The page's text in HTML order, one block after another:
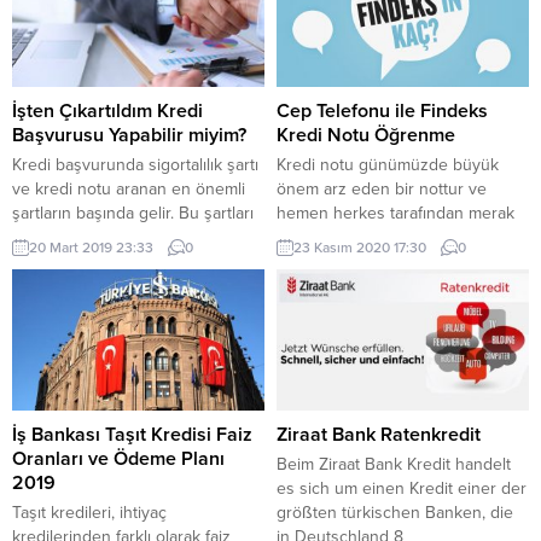
konusunda teminat kabul
etmektedir. Sizlere öncelik ile ne
lazım olduğunu iyi anlamamız
gerekiyor. Müşteri Senedi ile
Kredi Nasıl Çekilir ?...
Ekonomik İstikrar Kalkanı
kapsamında orta ve düşük gelir
grubunda yer alan kişilere
Vakıfbank tarafından finansman
desteği sağlamak için
hazırlanan “Bireysel Temel İhtiyaç
Destek Kredisi” kampanyasına bir
çok kişi...
İşten Çıkartıldım Kredi
Başvurusu Yapabilir miyim?
Kredi başvurunda sigortalılık şartı
ve kredi notu aranan en önemli
şartların başında gelir. Bu şartları
sağlayamayan kişilerin kredi
çekebilmesi zordur. Sigortalılık
şartından kasıt, son 6 ay
içerisinde herhangi bir kurumda
veya işletmede sigortalı olarak
çalışmaktır. Kredilerde kişinin
sigorta priminin düzenli ödenmesi
de çok önemlidir. Eğer kişiye son
6 aylık süreç...
20 Mart 2019 23:33 0
Cep Telefonu ile Findeks
Kredi Notu Öğrenme
Kredi notu günümüzde büyük
önem arz eden bir nottur ve
hemen herkes tarafından merak
edilir. Kredi notu kısaca bankaların
kişinin kredi başvurularını
onaylamak için dikkate aldıkları
puandır. Bu notun yüksek olması
daha kolay kredi çekmeyi sağlar.
Kredi Notu Nasıl Belirlenir? Kredi
notu kişinin uzun vadede yaptığı
ödemelerden...
23 Kasım 2020 17:30 0
İş Bankası Taşıt Kredisi Faiz
Oranları ve Ödeme Planı
2019
Taşıt kredileri, ihtiyaç
Ziraat Bank Ratenkredit
Beim Ziraat Bank Kredit handelt
es sich um einen Kredit einer der
größten türkischen Banken, die